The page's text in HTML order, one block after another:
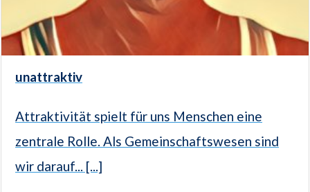
unattraktiv
Attraktivität spielt für uns Menschen eine
zentrale Rolle. Als Gemeinschaftswesen sind
wir darauf... [...]